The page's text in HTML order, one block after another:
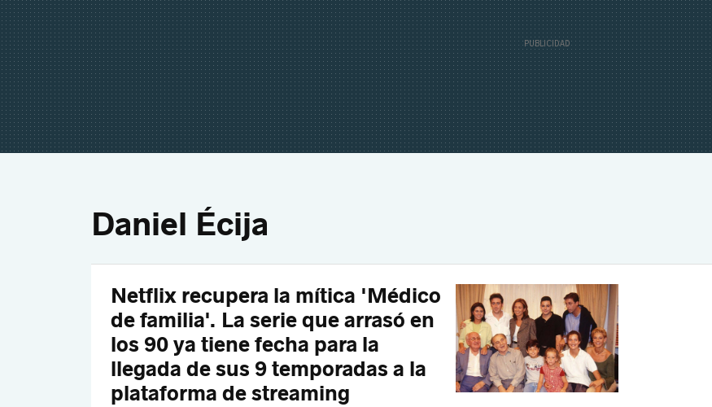
Daniel Écija
Netflix recupera la mítica 'Médico
de familia'. La serie que arrasó en
los 90 ya tiene fecha para la
llegada de sus 9 temporadas a la
plataforma de streaming